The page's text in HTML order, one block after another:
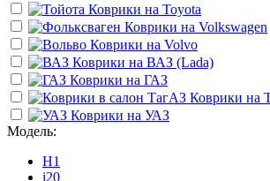
Коврики на Toyota
Коврики на Volkswagen
Коврики на Volvo
Коврики на ВАЗ (Lada)
Коврики на ГАЗ
Коврики на
Коврики на УАЗ
Модель:
H1
i20